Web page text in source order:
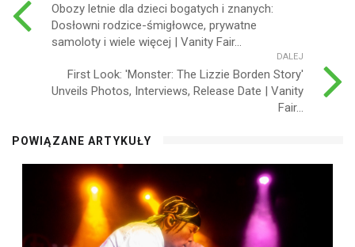
Obozy letnie dla dzieci bogatych i znanych:
Dosłowni rodzice-śmigłowce, prywatne
samoloty i wiele więcej | Vanity Fair...
DALEJ
First Look: 'Monster: The Lizzie Borden Story'
Unveils Photos, Interviews, Release Date | Vanity
Fair...
POWIĄZANE ARTYKUŁY